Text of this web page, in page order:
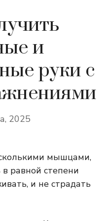
и
руки с
2025
мышцами,
равной степени
и не страдать